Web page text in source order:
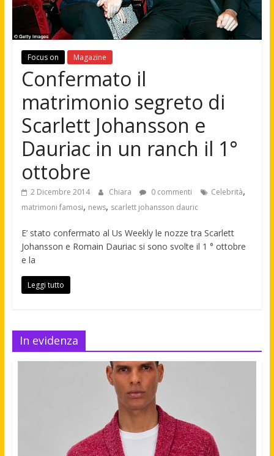
Focus on Magazine
Confermato il
matrimonio segreto di
Scarlett Johansson e
Dauriac in un ranch il 1°
ottobre
2 Dicembre 2014 Chiara 0 commenti Celebrità,
matrimoni famosi, news, scarlett johansson dauric
E’ stato confermato al Us Weekly le nozze tra Scarlett
Johansson e Romain Dauriac si sono svolte il 1 ° ottobre
e la
Leggi tutto
In evidenza